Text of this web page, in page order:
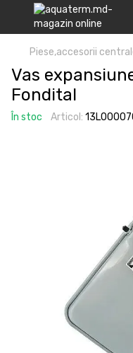
Piese,accesorii
Vas
Fondital
În stoc Articol: